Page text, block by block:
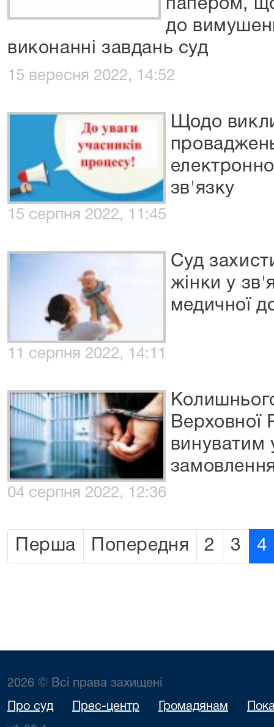
папером,
до
виконанні завдань суд
15 вересня 2022, 14:52
Щодо
зв'язку
15 серпня 2022, 11:45
Суд
жінки у
медичної
11 серпня 2022, 14:11
Верховної
винуватим
04 серпня 2022, 12:36
Перша Попередня 2 3 4
2026 © Всі права захищені
Про суд Прес-центр Громадянам